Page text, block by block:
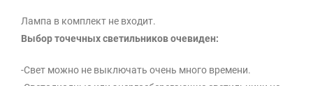
Лампа в комплект не входит.
Выбор точечных светильников очевиден:
-Свет можно не выключать очень много времени.